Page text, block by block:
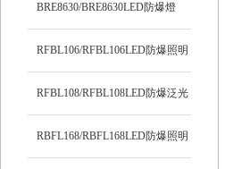
BRE8630/BRE8630LED防爆燈
RFBL106/RFBL106LED防爆照明
燈
RFBL108/RFBL108LED防爆泛光
燈
RBFL168/RBFL168LED防爆照明